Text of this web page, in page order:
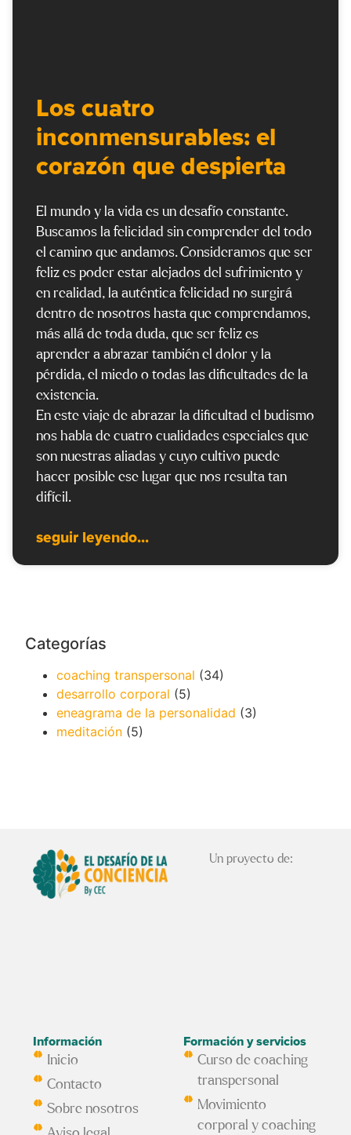
Los cuatro
inconmensurables: el
corazón que despierta
El mundo y la vida es un desafío constante.
Buscamos la felicidad sin comprender del todo
el camino que andamos. Consideramos que ser
feliz es poder estar alejados del sufrimiento y
en realidad, la auténtica felicidad no surgirá
dentro de nosotros hasta que comprendamos,
más allá de toda duda, que ser feliz es
aprender a abrazar también el dolor y la
pérdida, el miedo o todas las dificultades de la
existencia.
En este viaje de abrazar la dificultad el budismo
nos habla de cuatro cualidades especiales que
son nuestras aliadas y cuyo cultivo puede
hacer posible ese lugar que nos resulta tan
difícil.
seguir leyendo...
Categorías
coaching transpersonal (34)
desarrollo corporal (5)
eneagrama de la personalidad (3)
meditación (5)
Un proyecto de:
Información
Inicio
Contacto
Sobre nosotros
Formación y servicios
Curso de coaching
transpersonal
Movimiento
corporal y coaching